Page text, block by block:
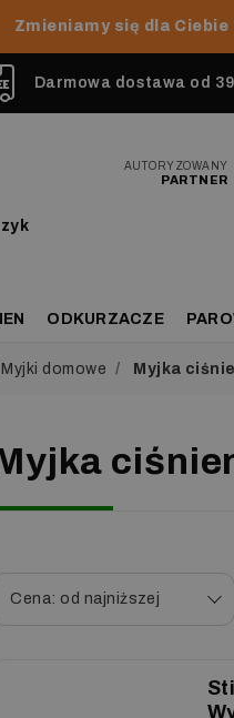
Zmieniamy się dla
Darmowa dostawa od
AUTORYZOWANY
PARTNER
ODKURZACZE
Myjki domowe Myjka
Cena: od najniższej